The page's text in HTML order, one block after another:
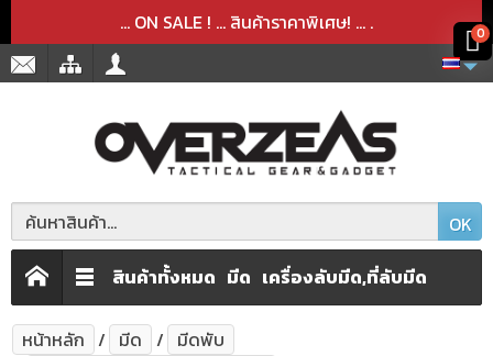
... ON SALE ! ... สินค้าราคาพิเศษ! ... .
OK
สินค้าทั้งหมด มีด เครื่องลับมีด,ที่ลับมีด
หน้าหลัก มีด
มีดพับ
สินค้าได้เพิ่มลงในตะกร้าเรียบร้อยแล้ว
สินค้าได้ถูกลบออกจากตะกร้าเรียบร้อยแล้ว
0